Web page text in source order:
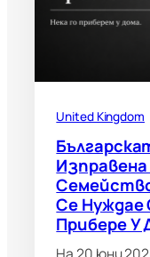
United Kingdom
Изправена
Се
Прибере У